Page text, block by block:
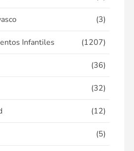
(3)
Infantiles (1207)
(36)
(32)
(12)
(5)